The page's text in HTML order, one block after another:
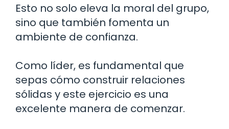
Esto no solo eleva la moral del grupo,
sino que también fomenta un
ambiente de confianza.
Como líder, es fundamental que
sepas cómo construir relaciones
sólidas y este ejercicio es una
excelente manera de comenzar.